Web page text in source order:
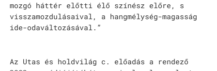
mozgó háttér előtti élő színész előre, s
visszamozdulásaival, a hangmélység-magasság
ide-odaváltozásával.”
Az Utas és holdvilág c. előadás a rendező